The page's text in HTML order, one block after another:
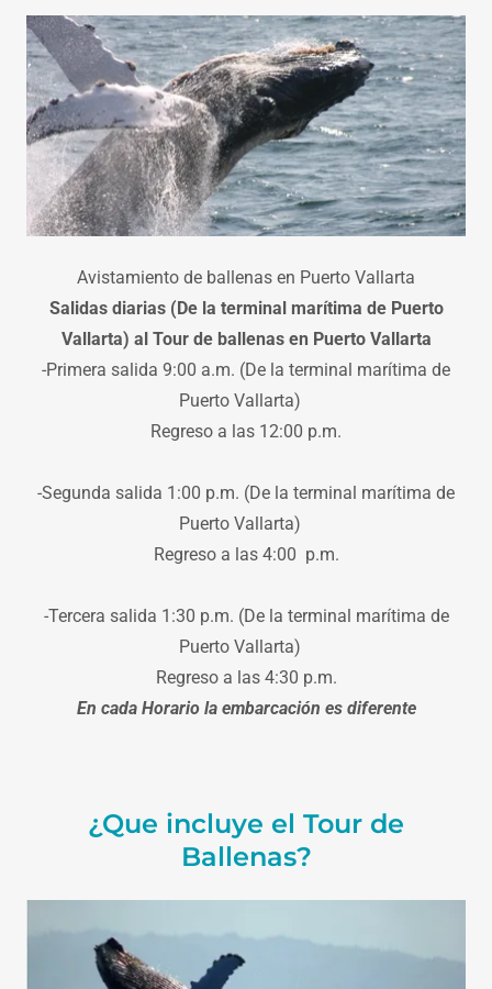
Avistamiento de ballenas en Puerto Vallarta
Salidas diarias (De la terminal marítima de Puerto
Vallarta) al Tour de ballenas en Puerto Vallarta
-Primera salida 9:00 a.m. (De la terminal marítima de
Puerto Vallarta)
Regreso a las 12:00 p.m.
-Segunda salida 1:00 p.m. (De la terminal marítima de
Puerto Vallarta)
Regreso a las 4:00 p.m.
-Tercera salida 1:30 p.m. (De la terminal marítima de
Puerto Vallarta)
Regreso a las 4:30 p.m.
En cada Horario la embarcación es diferente
¿Que incluye el Tour de
Ballenas?